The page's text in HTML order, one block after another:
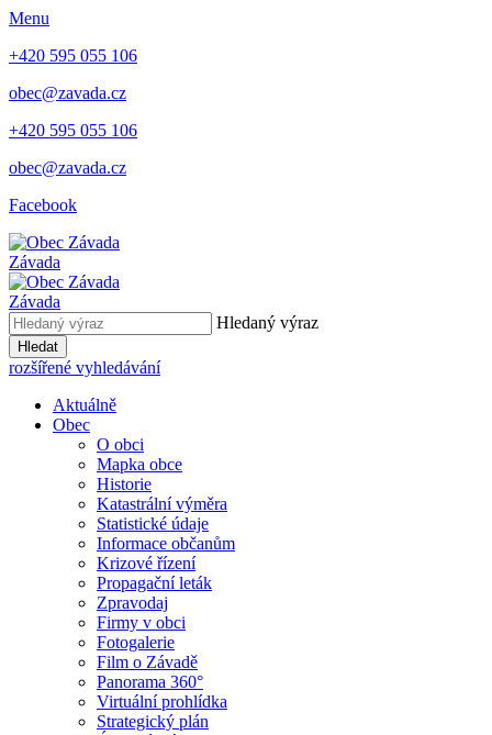
Menu
+420 595 055 106
obec@zavada.cz
+420 595 055 106
obec@zavada.cz
Facebook
Závada
Závada
Hledaný výraz
Hledat
rozšířené vyhledávání
Aktuálně
Obec
O obci
Mapka obce
Historie
Katastrální výměra
Statistické údaje
Informace občanům
Krizové řízení
Propagační leták
Zpravodaj
Firmy v obci
Fotogalerie
Film o Závadě
Panorama 360°
Virtuální prohlídka
Strategický plán